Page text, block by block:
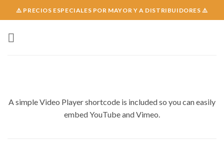
to
⚠️ PRECIOS ESPECIALES POR MAYOR Y A DISTRIBUIDORES ⚠️
A simple Video Player shortcode is included so you can easily
embed YouTube and Vimeo.